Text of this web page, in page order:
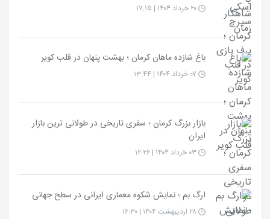
باغ شازده ماهان کرمان ؛ بهشت پنهان در قلب کویر
بازار بزرگ کرمان ؛ سفری تاریخی در طولانی‌ ترین بازار
ایران
ارگ بم ؛ نمایش شکوه معماری ایرانی در سطح جهانی